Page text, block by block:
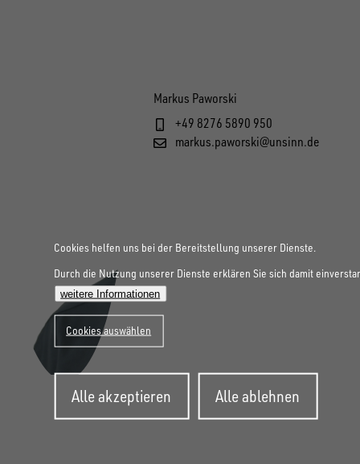
Markus Paworski
+49 8276 5890 950
markus.paworski@unsinn.de
Cookies helfen uns bei der Bereitstellung unserer Dienste.
Durch die Nutzung unserer Dienste erklären Sie sich damit
weitere Informationen
Cookies auswählen
Alle akzeptieren
zurückziehen
Alle ablehnen